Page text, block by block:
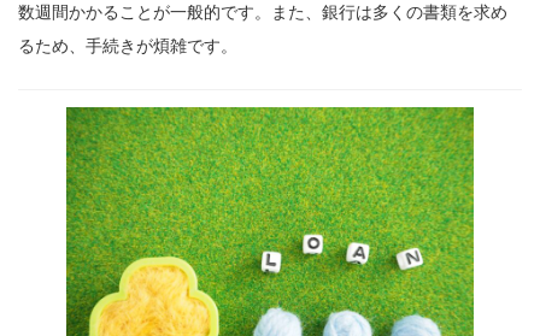
数週間かかることが一般的です。また、銀行は多くの書類を求め
るため、手続きが煩雑です。